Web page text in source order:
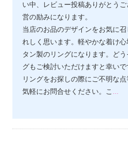
い中、レビュー投稿ありがとう
営の励みになります。
当店のお品のデザインをお気に
れしく思います。軽やかな着け
タン製のリングになります。ど
グもご検討いただけますと幸いで
リングをお探しの際にご不明な
気軽にお問合せください。こ